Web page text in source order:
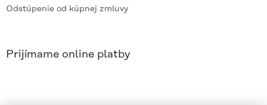
Odstúpenie od kúpnej zmluvy
Prijímame online platby